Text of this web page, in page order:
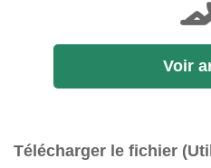
Voir
Télécharger le fichier